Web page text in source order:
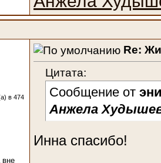
в 474
Re:
Цитата:
Сообщение от
Анжела
Инна спасибо!